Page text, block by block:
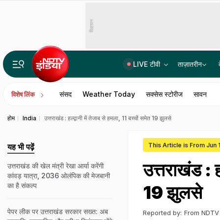
विज्ञापन
LIVE टीवी ताज़ातरीन
विशेष लिंक संसद Weather Today सक्सेस स्टोरीज सावन
होम India उत्तराखंड : हल्द्वानी में तेजाब से हमला, 11 बच्चों समेत 19 झुलसे
This Article is From Jun
उत्तराखंड :
19 झुलसे
Reported by: From
यह भी पढ़ें
उत्तराखंड की खेल मंत्री रेखा आर्या करेंगी
कांवड़ यात्रा, 2036 ओलंपिक की मेजबानी
का है संकल्प
पेपर लीक पर उत्तराखंड सरकार सख्त: अब